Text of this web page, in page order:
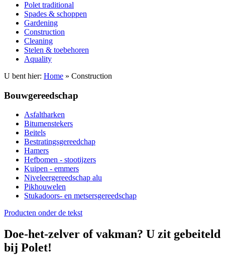
Polet traditional
Spades & schoppen
Gardening
Construction
Cleaning
Stelen & toebehoren
Aquality
U bent hier: Home » Construction
Bouwgereedschap
Asfaltharken
Bitumenstekers
Beitels
Bestratingsgereedchap
Hamers
Hefbomen - stootijzers
Kuipen - emmers
Niveleergereedschap alu
Pikhouwelen
Stukadoors- en metsersgereedschap
Producten onder de tekst
Doe-het-zelver of vakman? U zit gebeiteld
bij Polet!